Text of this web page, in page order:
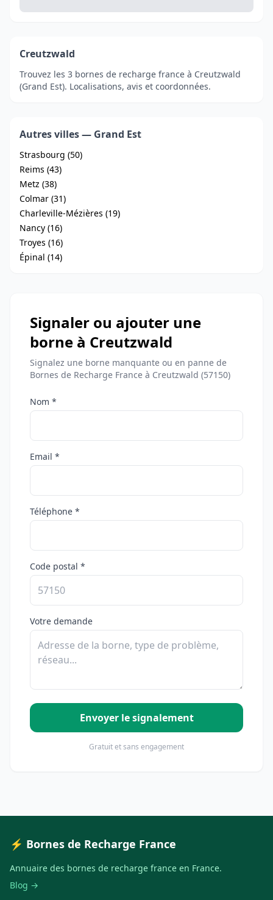
Creutzwald
Trouvez les 3 bornes de recharge france à Creutzwald
(Grand Est). Localisations, avis et coordonnées.
Autres villes — Grand Est
Strasbourg (50)
Reims (43)
Metz (38)
Colmar (31)
Charleville-Mézières (19)
Nancy (16)
Troyes (16)
Épinal (14)
Signaler ou ajouter une
borne à Creutzwald
Signalez une borne manquante ou en panne de
Bornes de Recharge France à Creutzwald (57150)
Nom *
Email *
Téléphone *
Code postal *
Votre demande
Envoyer le signalement
Gratuit et sans engagement
⚡ Bornes de Recharge France
Annuaire des bornes de recharge france en France.
Blog →